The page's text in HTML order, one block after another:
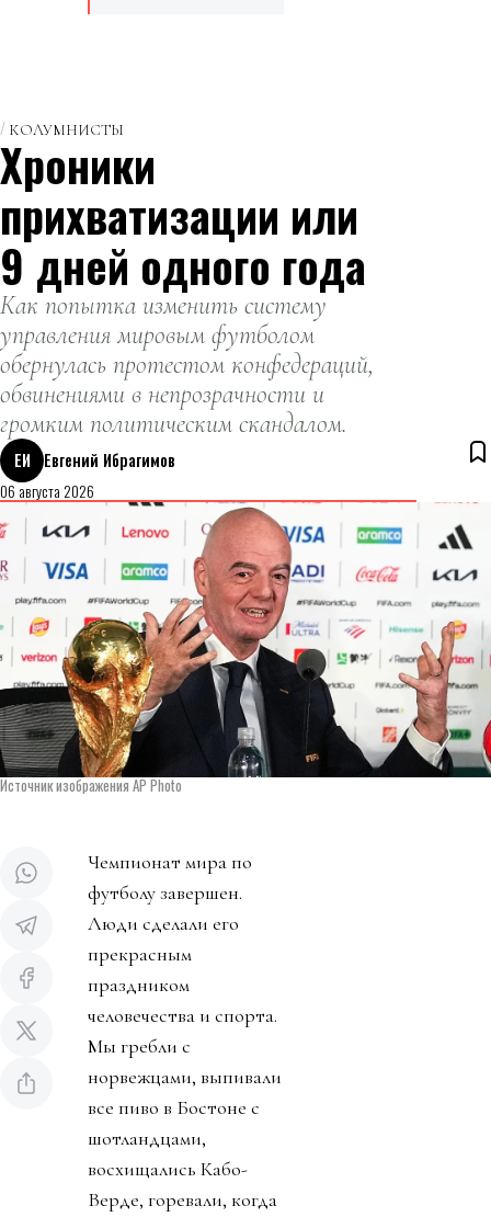
КОЛУМНИСТЫ
Хроники
прихватизации или
9 дней одного года
Как попытка изменить систему
управления мировым футболом
обернулась протестом конфедераций,
обвинениями в непрозрачности и
громким политическим скандалом.
ЕИ
Евгений Ибрагимов
06 августа 2026
Источник изображения AP Photo
Чемпионат мира по
футболу завершен.
Люди сделали его
прекрасным
праздником
человечества и спорта.
Мы гребли с
норвежцами, выпивали
все пиво в Бостоне с
шотландцами,
восхищались Кабо-
Верде, горевали, когда